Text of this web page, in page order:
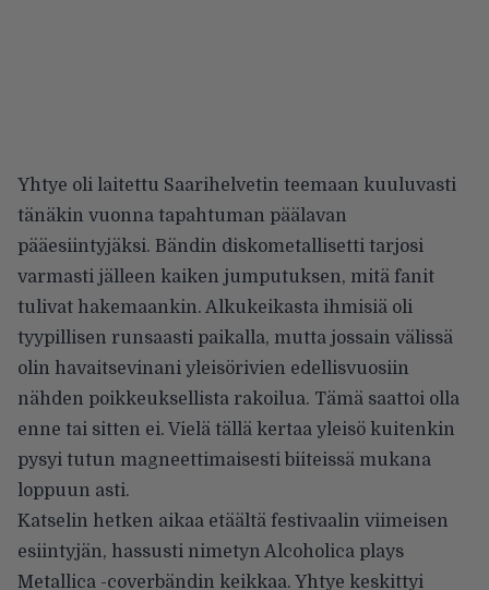
Yhtye oli laitettu Saarihelvetin teemaan kuuluvasti
tänäkin vuonna tapahtuman päälavan
pääesiintyjäksi. Bändin diskometallisetti tarjosi
varmasti jälleen kaiken jumputuksen, mitä fanit
tulivat hakemaankin. Alkukeikasta ihmisiä oli
tyypillisen runsaasti paikalla, mutta jossain välissä
olin havaitsevinani yleisörivien edellisvuosiin
nähden poikkeuksellista rakoilua. Tämä saattoi olla
enne tai sitten ei. Vielä tällä kertaa yleisö kuitenkin
pysyi tutun magneettimaisesti biiteissä mukana
loppuun asti.
Katselin hetken aikaa etäältä festivaalin viimeisen
esiintyjän, hassusti nimetyn Alcoholica plays
Metallica -coverbändin keikkaa. Yhtye keskittyi